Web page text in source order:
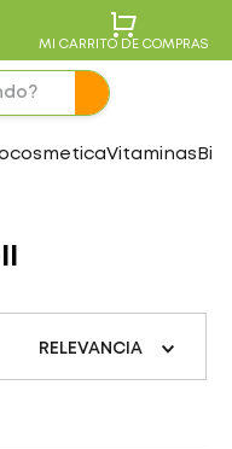
MI CARRITO DE COMPRAS
Vitaminas
RELEVANCIA